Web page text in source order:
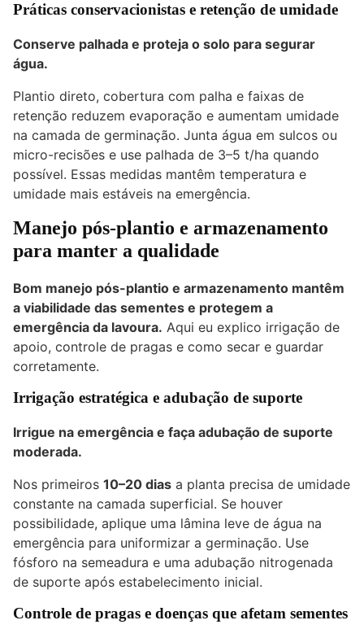
Práticas conservacionistas e retenção de umidade
Conserve palhada e proteja o solo para segurar
água.
Plantio direto, cobertura com palha e faixas de
retenção reduzem evaporação e aumentam umidade
na camada de germinação. Junta água em sulcos ou
micro-recisões e use palhada de 3–5 t/ha quando
possível. Essas medidas mantêm temperatura e
umidade mais estáveis na emergência.
Manejo pós-plantio e armazenamento
para manter a qualidade
Bom manejo pós-plantio e armazenamento mantêm
a viabilidade das sementes e protegem a
emergência da lavoura. Aqui eu explico irrigação de
apoio, controle de pragas e como secar e guardar
corretamente.
Irrigação estratégica e adubação de suporte
Irrigue na emergência e faça adubação de suporte
moderada.
Nos primeiros 10–20 dias a planta precisa de umidade
constante na camada superficial. Se houver
possibilidade, aplique uma lâmina leve de água na
emergência para uniformizar a germinação. Use
fósforo na semeadura e uma adubação nitrogenada
de suporte após estabelecimento inicial.
Controle de pragas e doenças que afetam sementes